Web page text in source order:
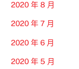
2020 年 8 月
2020 年 7 月
2020 年 6 月
2020 年 5 月